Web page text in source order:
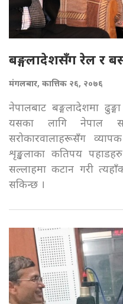
बङ्गलादेशसँग रेल र
मंगलबार, कात्तिक २६, २०७६
नेपालबाट बङ्गलादेशमा
यसका लागि नेपाल
सरोकारवालाहरूसँग
शृङ्खलाका कतिपय
सल्लाहमा कटान गरी
सकिन्छ ।